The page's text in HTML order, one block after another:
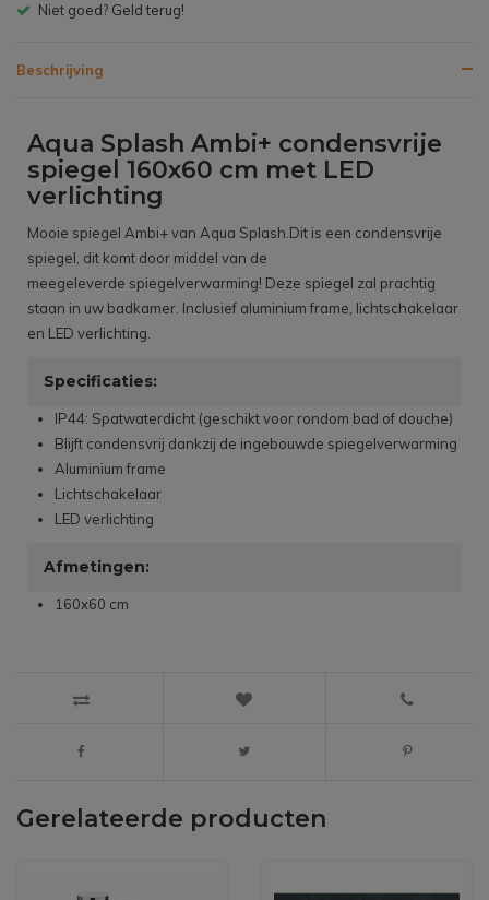
Gratis bezorgen v.a. € 150,- (NL)
Beschrijving
Aqua Splash Ambi+ condensvrije
spiegel 160x60 cm met LED
verlichting
Mooie spiegel Ambi+ van Aqua Splash.Dit is een condensvrije
spiegel, dit komt door middel van de
meegeleverde spiegelverwarming! Deze spiegel zal prachtig
staan in uw badkamer. Inclusief aluminium frame, lichtschakelaar
en LED verlichting.
Specificaties:
IP44: Spatwaterdicht (geschikt voor rondom bad of douche)
Blijft condensvrij dankzij de ingebouwde spiegelverwarming
Aluminium frame
Lichtschakelaar
LED verlichting
Afmetingen:
160x60 cm
Gerelateerde producten